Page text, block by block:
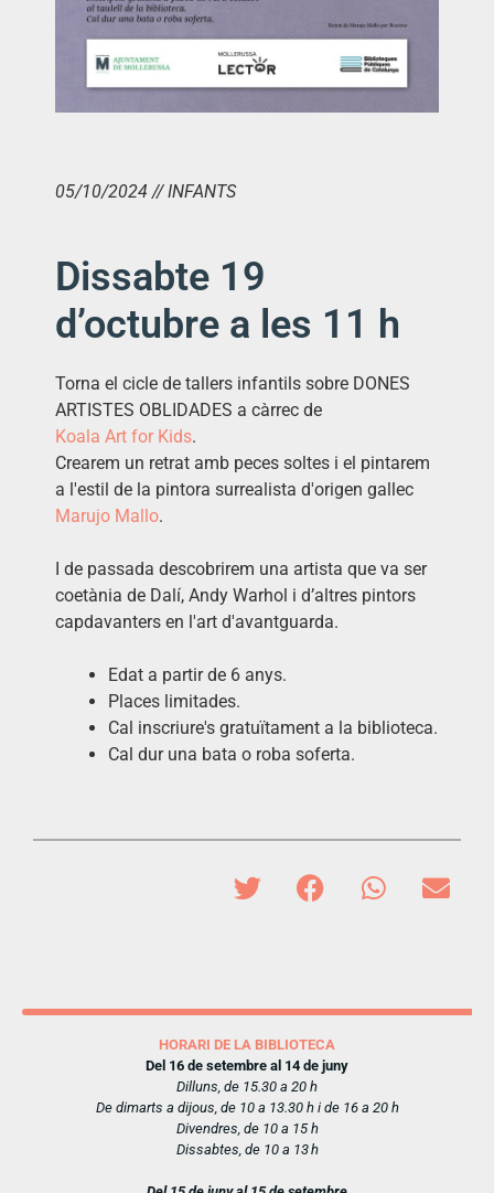
05/10/2024 // INFANTS
Dissabte 19
d’octubre a les 11 h
Torna el cicle de tallers infantils sobre DONES
ARTISTES OBLIDADES a càrrec de
Koala Art for Kids.
Crearem un retrat amb peces soltes i el pintarem
a l'estil de la pintora surrealista d'origen gallec
Marujo Mallo.
I de passada descobrirem una artista que va ser
coetània de Dalí, Andy Warhol i d’altres pintors
capdavanters en l'art d'avantguarda.
Edat a partir de 6 anys.
Places limitades.
Cal inscriure's gratuïtament a la biblioteca.
Cal dur una bata o roba soferta.
HORARI DE LA BIBLIOTECA
Del 16 de setembre al 14 de juny
Dilluns, de 15.30 a 20 h
De dimarts a dijous, de 10 a 13.30 h i de 16 a 20 h
Divendres, de 10 a 15 h
Dissabtes, de 10 a 13 h